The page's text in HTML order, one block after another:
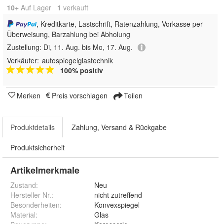
10+ Auf Lager 1 verkauft
, Kreditkarte, Lastschrift, Ratenzahlung, Vorkasse per
Überweisung, Barzahlung bei Abholung
Zustellung: Di, 11. Aug. bis Mo, 17. Aug.
Verkäufer: autospiegelglastechnik
100% positiv
Merken Preis vorschlagen Teilen
Produktdetails Zahlung, Versand & Rückgabe
Produktsicherheit
Artikelmerkmale
Zustand:
Neu
Hersteller Nr.:
nicht zutreffend
Besonderheiten:
Konvexspiegel
Material:
Glas